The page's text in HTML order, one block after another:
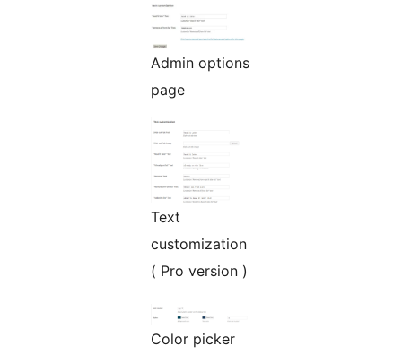
Admin options
page
Text
customization
( Pro version )
Color picker